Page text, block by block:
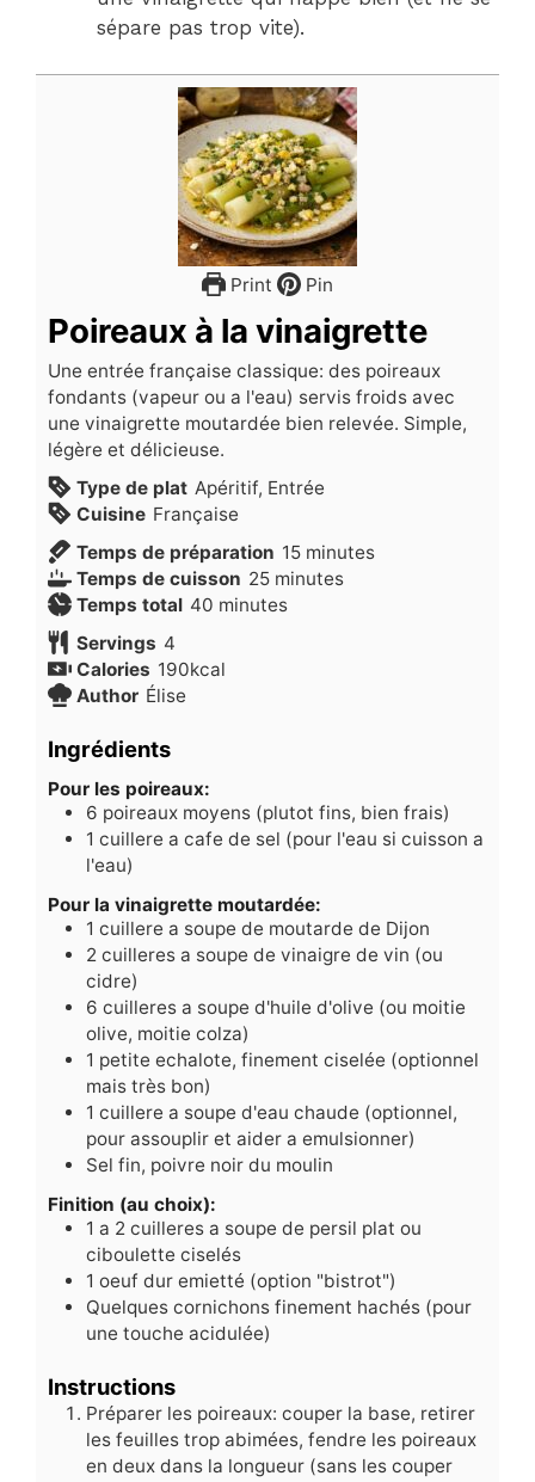
sépare pas trop vite).
Print Pin
Poireaux à la vinaigrette
Une entrée française classique: des poireaux
fondants (vapeur ou a l'eau) servis froids avec
une vinaigrette moutardée bien relevée. Simple,
légère et délicieuse.
Type de plat Apéritif, Entrée
Cuisine Française
Temps de préparation 15minutes
minutes
Temps de cuisson 25minutes
minutes
Temps total 40minutes
minutes
Servings 4
Calories 190kcal
Author Élise
Ingrédients
Pour les poireaux:
6 poireaux moyens (plutot fins, bien frais)
1 cuillere a cafe de sel (pour l'eau si cuisson a
l'eau)
Pour la vinaigrette moutardée:
1 cuillere a soupe de moutarde de Dijon
2 cuilleres a soupe de vinaigre de vin (ou
cidre)
6 cuilleres a soupe d'huile d'olive (ou moitie
olive, moitie colza)
1 petite echalote, finement ciselée (optionnel
mais très bon)
1 cuillere a soupe d'eau chaude (optionnel,
pour assouplir et aider a emulsionner)
Sel fin, poivre noir du moulin
Finition (au choix):
1 a 2 cuilleres a soupe de persil plat ou
ciboulette ciselés
1 oeuf dur emietté (option "bistrot")
Quelques cornichons finement hachés (pour
une touche acidulée)
Instructions
Préparer les poireaux: couper la base, retirer
les feuilles trop abimées, fendre les poireaux
en deux dans la longueur (sans les couper